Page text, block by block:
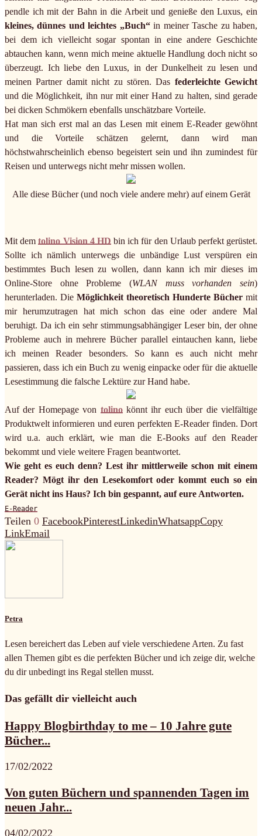
pendle ich mit der Bahn in die Arbeit und genieße den Luxus, ein
kleines, dünnes und leichtes „Buch“in meiner Tasche zu haben,
bei dem ich vielleicht sogar spontan in eine andere Geschichte
abtauchen kann, wenn mich meine aktuelle Handlung doch nicht so
überzeugt. Ich liebe den Luxus, in der Dunkelheit zu lesen und
meinen Partner damit nicht zu stören. Das federleichte Gewicht
und die Möglichkeit, ihn nur mit einer Hand zu halten, sind gerade
bei dicken Schmökern ebenfalls unschätzbare Vorteile.
Hat man sich erst mal an das Lesen mit einem E-Reader gewöhnt
und die Vorteile schätzen gelernt, dann wird man
höchstwahrscheinlich ebenso begeistert sein und ihn zumindest für
Reisen und unterwegs nicht mehr missen wollen.
Alle diese Bücher (und noch viele andere mehr) auf einem Gerät
Mit demtolino Vision 4 HD bin ich für den Urlaub perfekt gerüstet.
Sollte ich nämlich unterwegs die unbändige Lust verspüren ein
bestimmtes Buch lesen zu wollen, dann kann ich mir dieses im
Online-Store ohne Probleme (WLAN muss vorhanden sein)
herunterladen. Die Möglichkeit theoretisch Hunderte Bücher mit
mir herumzutragen hat mich schon das eine oder andere Mal
beruhigt. Da ich ein sehr stimmungsabhängiger Leser bin, der ohne
Probleme auch in mehrere Bücher parallel eintauchen kann, liebe
ich meinen Reader besonders. So kann es auch nicht mehr
passieren, dass ich ein Buch zu wenig einpacke oder für die aktuelle
Lesestimmung die falsche Lektüre zur Hand habe.
Auf der Homepage von tolinokönnt ihr euch über die vielfältige
Produktwelt informieren und euren perfekten E-Reader finden. Dort
wird u.a. auch erklärt, wie man die E-Books auf den Reader
bekommt und viele weitere Fragen beantwortet.
Wie geht es euch denn? Lest ihr mittlerweile schon mit einem
Reader? Mögt ihr den Lesekomfort oder kommt euch so ein
Gerät nicht ins Haus? Ich bin gespannt, auf eure Antworten.
E-Reader
Teilen 0 FacebookPinterestLinkedinWhatsappCopy
LinkEmail
Petra
Lesen bereichert das Leben auf viele verschiedene Arten. Zu fast
allen Themen gibt es die perfekten Bücher und ich zeige dir, welche
du dir unbedingt ins Regal stellen musst.
Das gefällt dir vielleicht auch
Happy Blogbirthday to me – 10 Jahre gute
Bücher...
17/02/2022
Von guten Büchern und spannenden Tagen im
neuen Jahr...
04/02/2022